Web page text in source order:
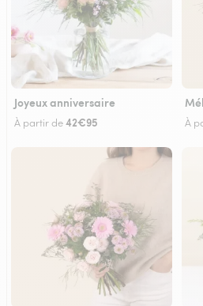
Joyeux anniversaire
À partir de42€95 À